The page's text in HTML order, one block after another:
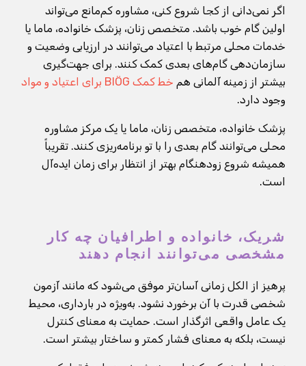
اگر نمی‌دانی از کجا شروع کنی، مشاوره کم‌مانع می‌تواند
اولین گام خوب باشد. متخصص زنان، پزشک خانواده، ماما یا
خدمات محلی مرتبط با اعتیاد می‌توانند در ارزیابی وضعیت و
سازمان‌دهی گام‌های بعدی کمک کنند. برای جهت‌گیری
بیشتر از زمینه آلمانی هم خط کمک BIÖG برای اعتیاد و مواد
وجود دارد.
پزشک خانواده، متخصص زنان، ماما یا یک مرکز مشاوره
محلی می‌توانند گام بعدی را با تو برنامه‌ریزی کنند. تقریباً
همیشه شروع زودهنگام بهتر از انتظار برای زمان ایده‌آل
است.
شریک، خانواده و اطرافیان چه کار
مشخصی می‌توانند انجام دهند
پرهیز از الکل زمانی آسان‌تر موفق می‌شود که مانند آزمون
شخصی قدرت با آن برخورد نشود. به‌ویژه در بارداری، محیط
یک عامل واقعی اثرگذار است. حمایت به معنای کنترل
نیست، بلکه به معنای فشار کمتر و ساختار بیشتر است.